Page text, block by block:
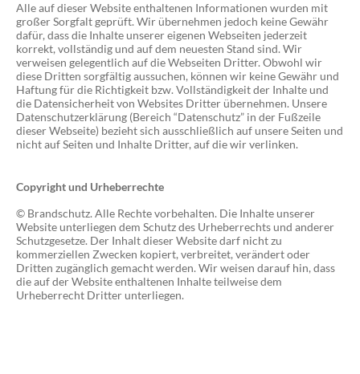
Alle auf dieser Website enthaltenen Informationen wurden mit
großer Sorgfalt geprüft. Wir übernehmen jedoch keine Gewähr
dafür, dass die Inhalte unserer eigenen Webseiten jederzeit
korrekt, vollständig und auf dem neuesten Stand sind. Wir
verweisen gelegentlich auf die Webseiten Dritter. Obwohl wir
diese Dritten sorgfältig aussuchen, können wir keine Gewähr und
Haftung für die Richtigkeit bzw. Vollständigkeit der Inhalte und
die Datensicherheit von Websites Dritter übernehmen. Unsere
Datenschutzerklärung (Bereich “Datenschutz” in der Fußzeile
dieser Webseite) bezieht sich ausschließlich auf unsere Seiten und
nicht auf Seiten und Inhalte Dritter, auf die wir verlinken.
Copyright und Urheberrechte
© Brandschutz. Alle Rechte vorbehalten. Die Inhalte unserer
Website unterliegen dem Schutz des Urheberrechts und anderer
Schutzgesetze. Der Inhalt dieser Website darf nicht zu
kommerziellen Zwecken kopiert, verbreitet, verändert oder
Dritten zugänglich gemacht werden. Wir weisen darauf hin, dass
die auf der Website enthaltenen Inhalte teilweise dem
Urheberrecht Dritter unterliegen.